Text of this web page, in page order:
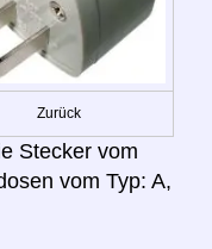
Zurück
Stecker vom
vom Typ: A,